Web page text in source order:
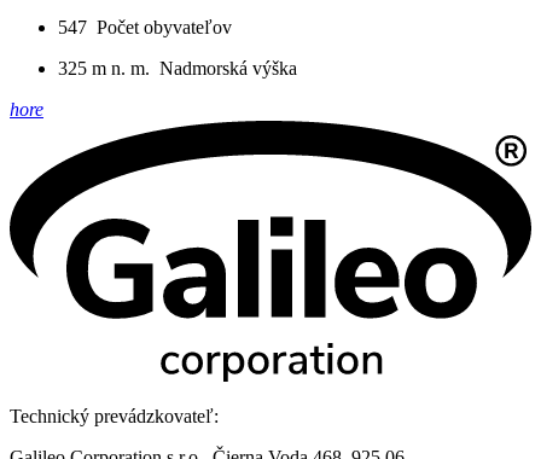
547 Počet obyvateľov
325 m n. m. Nadmorská výška
hore
Technický prevádzkovateľ: